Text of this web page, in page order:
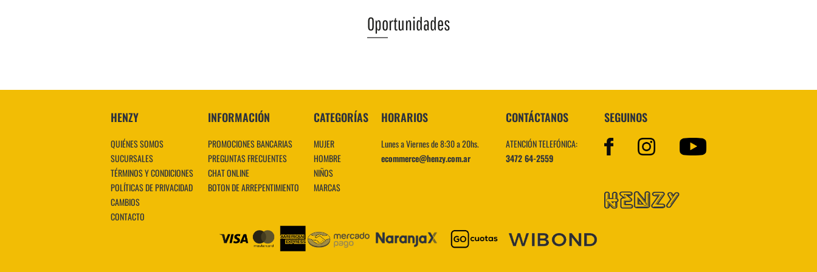
VER MÁS
Oportunidades
HENZY
QUIÉNES SOMOS
SUCURSALES
TÉRMINOS Y CONDICIONES
POLÍTICAS DE PRIVACIDAD
CAMBIOS
CONTACTO
INFORMACIÓN
PROMOCIONES BANCARIAS
PREGUNTAS FRECUENTES
CHAT ONLINE
BOTON DE ARREPENTIMIENTO
CATEGORÍAS
MUJER
HOMBRE
NIÑOS
MARCAS
HORARIOS
Lunes a Viernes de 8:30 a 20hs.
ecommerce@henzy.com.ar
CONTÁCTANOS
ATENCIÓN TELEFÓNICA:
3472 64-2559
SEGUINOS